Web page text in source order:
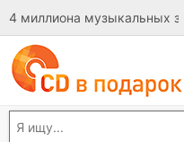
4 миллиона музыкальных